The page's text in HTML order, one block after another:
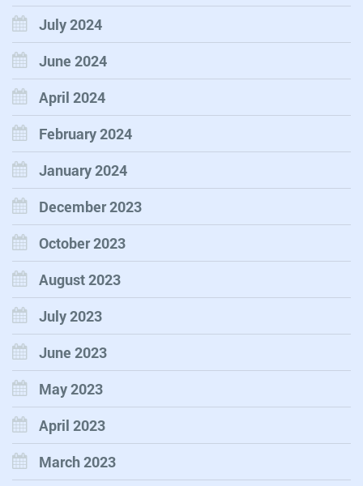
July 2024
June 2024
April 2024
February 2024
January 2024
December 2023
October 2023
August 2023
July 2023
June 2023
May 2023
April 2023
March 2023